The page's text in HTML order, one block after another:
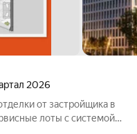
2026
от застройщика в
лоты с системой